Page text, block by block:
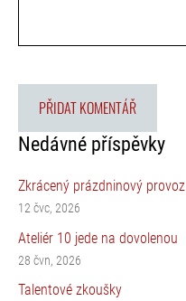
Nedávné příspěvky
Zkrácený prázdninový provoz
12 čvc, 2026
Ateliér 10 jede na dovolenou
28 čvn, 2026
Talentové zkoušky